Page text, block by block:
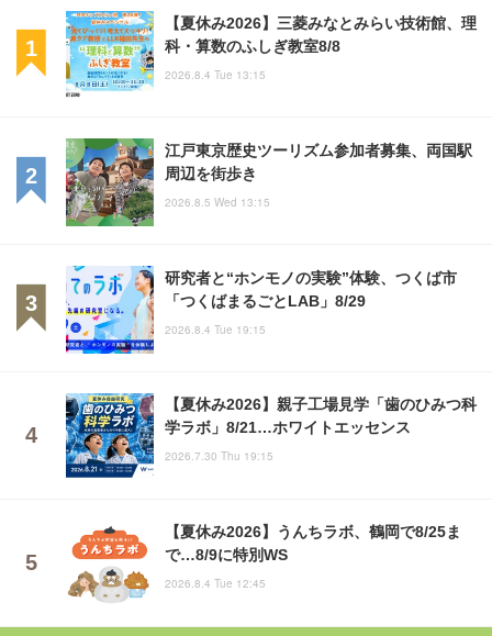
【夏休み2026】三菱みなとみらい技術館、理
科・算数のふしぎ教室8/8
2026.8.4 Tue 13:15
江戸東京歴史ツーリズム参加者募集、両国駅
周辺を街歩き
2026.8.5 Wed 13:15
研究者と“ホンモノの実験”体験、つくば市
「つくばまるごとLAB」8/29
2026.8.4 Tue 19:15
【夏休み2026】親子工場見学「歯のひみつ科
学ラボ」8/21…ホワイトエッセンス
2026.7.30 Thu 19:15
【夏休み2026】うんちラボ、鶴岡で8/25ま
で…8/9に特別WS
2026.8.4 Tue 12:45